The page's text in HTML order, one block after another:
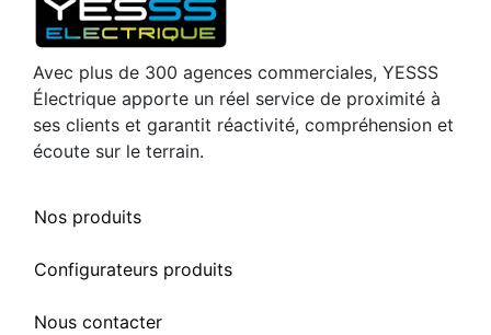
Avec plus de 300 agences commerciales, YESSS
Électrique apporte un réel service de proximité à
ses clients et garantit réactivité, compréhension et
écoute sur le terrain.
Nos produits
Configurateurs produits
Nous contacter